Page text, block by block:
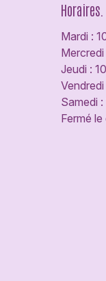
Horaires.
Mardi :
Jeudi :
Samedi
Fermé